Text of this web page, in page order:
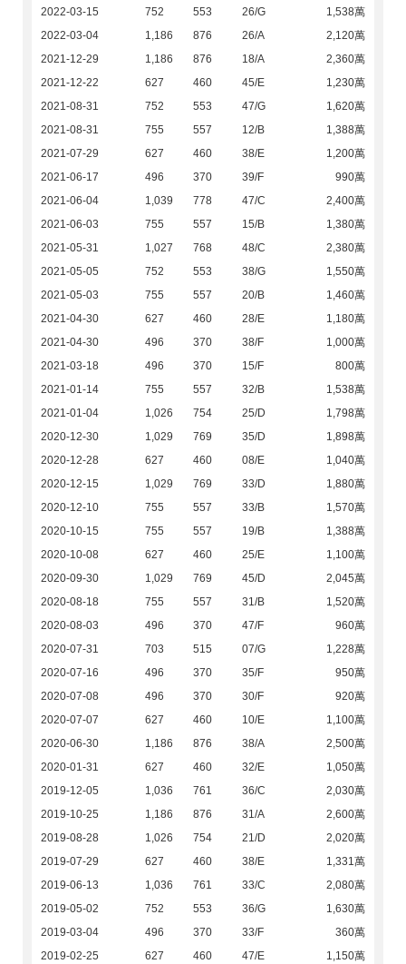
2022-03-15 752 553 26/G
1,538萬
2022-03-04
1,186 876 26/A
2,120萬
2021-12-29
1,186 876 18/A
2,360萬
2021-12-22
627 460 45/E
1,230萬
2021-08-31
752 553 47/G
1,620萬
2021-08-31
755 557 12/B
1,388萬
2021-07-29
627 460 38/E
1,200萬
2021-06-17
496 370 39/F
990萬
2021-06-04
1,039 778 47/C
2,400萬
2021-06-03
755 557 15/B
1,380萬
2021-05-31
1,027 768 48/C
2,380萬
2021-05-05
752 553 38/G
1,550萬
2021-05-03
755 557 20/B
1,460萬
2021-04-30
627 460 28/E
1,180萬
2021-04-30
496 370 38/F
1,000萬
2021-03-18
496 370 15/F
800萬
2021-01-14
755 557 32/B
1,538萬
2021-01-04
1,026 754 25/D
1,798萬
2020-12-30
1,029 769 35/D
1,898萬
2020-12-28
627 460 08/E
1,040萬
2020-12-15
1,029 769 33/D
1,880萬
2020-12-10
755 557 33/B
1,570萬
2020-10-15
755 557 19/B
1,388萬
2020-10-08
627 460 25/E
1,100萬
2020-09-30
1,029 769 45/D
2,045萬
2020-08-18
755 557 31/B
1,520萬
2020-08-03
496 370 47/F
960萬
2020-07-31
703 515 07/G
1,228萬
2020-07-16
496 370 35/F
950萬
2020-07-08
496 370 30/F
920萬
2020-07-07
627 460 10/E
1,100萬
2020-06-30
1,186 876 38/A
2,500萬
2020-01-31
627 460 32/E
1,050萬
2019-12-05
1,036 761 36/C
2,030萬
2019-10-25
1,186 876 31/A
2,600萬
2019-08-28
1,026 754 21/D
2,020萬
2019-07-29
627 460 38/E
1,331萬
2019-06-13
1,036 761 33/C
2,080萬
2019-05-02
752 553 36/G
1,630萬
2019-03-04
496 370 33/F
360萬
2019-02-25
627 460 47/E
1,150萬